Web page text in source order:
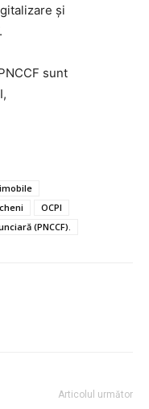
și
sunt
OCPI
(PNCCF).
Articolul următor